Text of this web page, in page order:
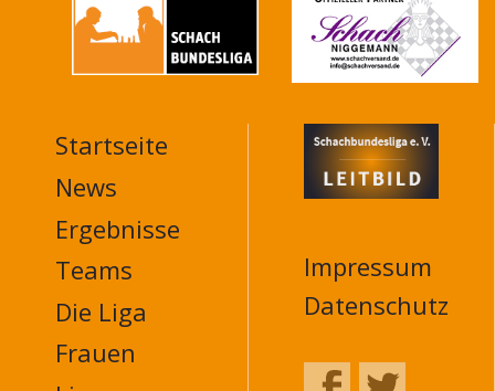
MAIN
NAVIGATION
FOOTER
Startseite
News
Ergebnisse
Teams
Die Liga
Frauen
Impressum
Datenschutz